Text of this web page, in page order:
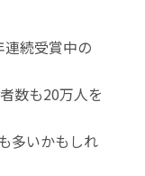
続受賞中の
数も20万人を
多いかもしれ